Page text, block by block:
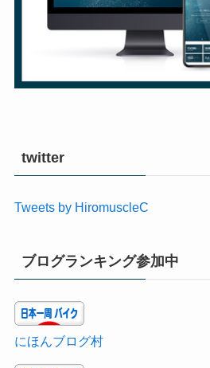
twitter
Tweets by HiromuscleC
ブログランキング参加中
にほんブログ村